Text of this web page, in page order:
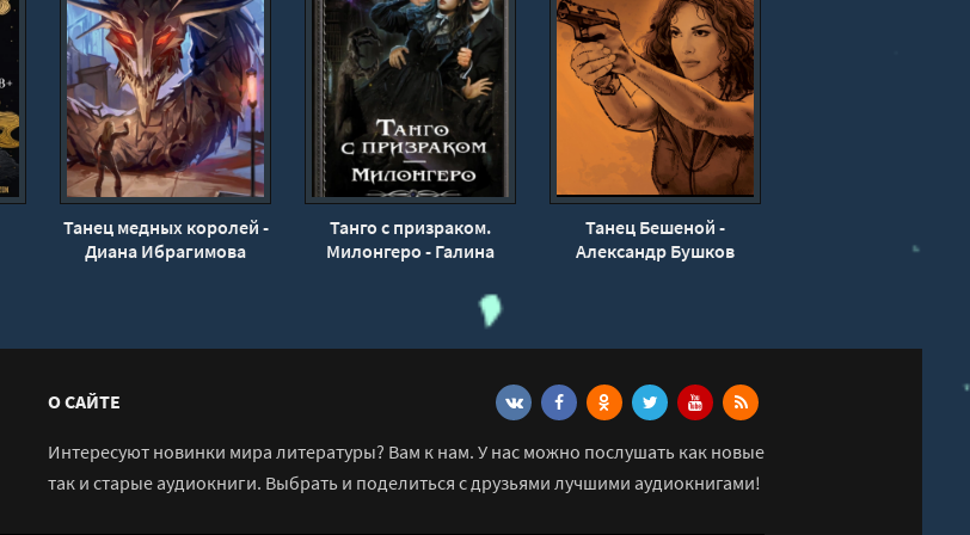
Танец медных королей -
Диана Ибрагимова
Танго с призраком.
Милонгеро - Галина
Танец Бешеной -
Александр Бушков
О САЙТЕ
Интересуют новинки мира литературы? Вам к нам. У нас можно послушать как новые
так и старые аудиокниги. Выбрать и поделиться с друзьями лучшими аудиокнигами!